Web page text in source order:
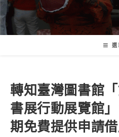
選
轉知臺灣圖書館
書展行動展覽館
期免費提供申請